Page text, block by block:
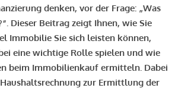
denken, vor der Frage: „Was
Dieser Beitrag zeigt Ihnen, wie Sie
Immobilie Sie sich leisten können,
eine wichtige Rolle spielen und wie
beim Immobilienkauf ermitteln. Dabei
zur Ermittlung der